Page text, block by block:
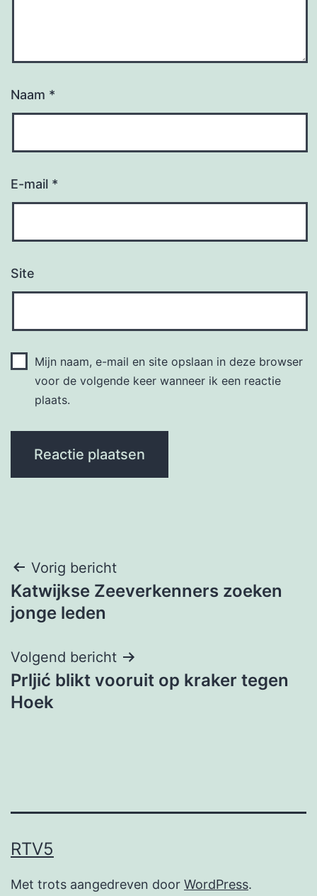
Naam *
E-mail *
Site
Mijn naam, e-mail en site opslaan in deze browser
voor de volgende keer wanneer ik een reactie
plaats.
Bericht
navigatie
Vorig bericht
Katwijkse Zeeverkenners zoeken
jonge leden
Volgend bericht
Prljić blikt vooruit op kraker tegen
Hoek
RTV5
Met trots aangedreven door WordPress.